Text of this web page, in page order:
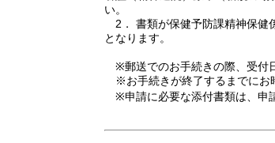
い。
2． 書類が保健予防課精神保健
となります。
※郵送でのお手続きの際、受付
※お手続きが終了するまでにお
※申請に必要な添付書類は、申